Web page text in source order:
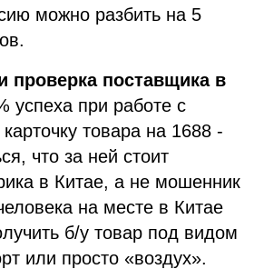
можно разбить на 5
проверка поставщика в
успеха при работе с
товара на 1688 -
что за ней стоит
в Китае, а не мошенник
на месте в Китае
б/у товар под видом
или просто «воздух».